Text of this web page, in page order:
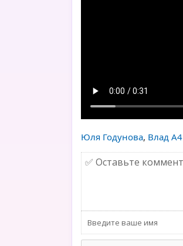
Юля Годунова, Влад А4